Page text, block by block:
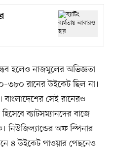
হলেও নাজমুলের অভিজ্ঞতা
রানের উইকেট ছিল না।
সেই রানেরও
ব্যাটসম্যানদের বাজে
নিউজিল্যান্ডের অফ স্পিনার
৪ উইকেট পাওয়ার পেছনেও